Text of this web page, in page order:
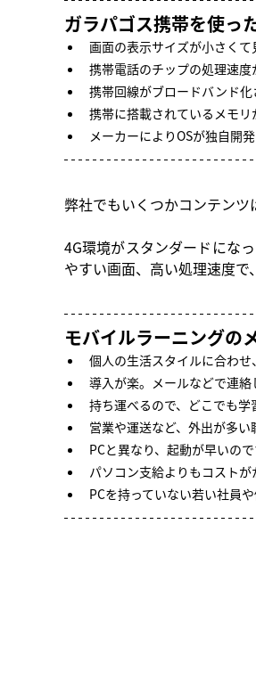
ガラパゴス携帯を使っ
画面の表示サイズが小さく
携帯電話のチップの処理速
携帯回線がブロードバンド
携帯に搭載されているメモ
メーカーによりOSが独自開
弊社でもいくつかコンテンツ
4G環境がスタンダードにな
やすい画面、高い処理速度で
モバイルラーニングの
個人の生活スタイルに合わ
導入が楽。メールなどで連
持ち運べるので、どこでも
営業や運送など、外出が多
PCと異なり、起動が早いの
パソコン支給よりもコストが
PCを持っていない若い社員